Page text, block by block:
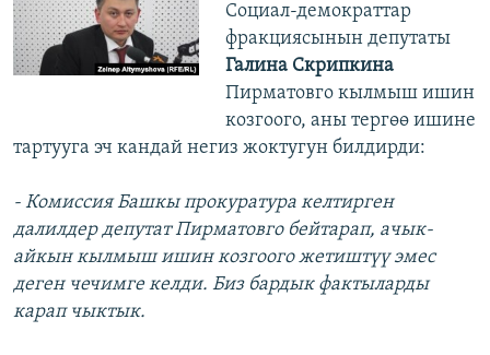
Социал-демократтар
фракциясынын депутаты
Галина Скрипкина
Пирматовго кылмыш ишин
козгоого, аны тергөө ишине
тартууга эч кандай негиз жоктугун билдирди:
- Комиссия Башкы прокуратура келтирген
далилдер депутат Пирматовго бейтарап, ачык-
айкын кылмыш ишин козгоого жетиштүү эмес
деген чечимге келди. Биз бардык фактыларды
карап чыктык.